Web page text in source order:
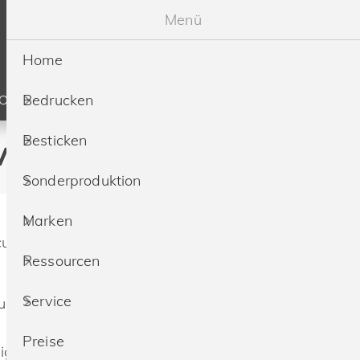
bedrucken & besticken
Vest
für technisches Equipment
Menü
Home
Bedrucken
Besticken
Sonderproduktion
Marken
Ressourcen
Service
Preise